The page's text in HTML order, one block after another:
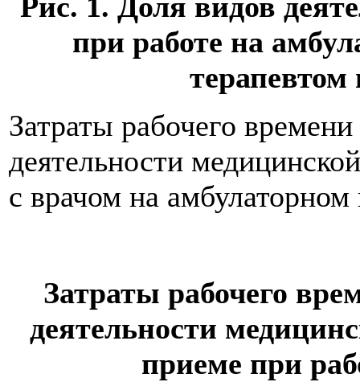
Рис. 1. Доля видов
при работе на
Затраты рабочего
деятельности
с врачом на
Затраты рабочего
деятельности
приеме при